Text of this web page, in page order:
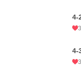
4-
4-